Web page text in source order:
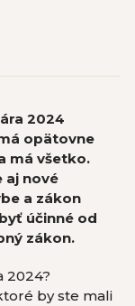
2024
opätovne
má všetko.
aj nové
a zákon
účinné od
zákon.
2024?
by ste mali